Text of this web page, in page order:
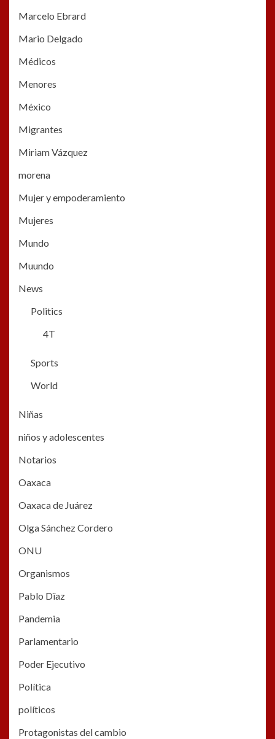
Marcelo Ebrard
Mario Delgado
Médicos
Menores
México
Migrantes
Miriam Vázquez
morena
Mujer y empoderamiento
Mujeres
Mundo
Muundo
News
Politics
4T
Sports
World
Niñas
niños y adolescentes
Notarios
Oaxaca
Oaxaca de Juárez
Olga Sánchez Cordero
ONU
Organismos
Pablo Dïaz
Pandemia
Parlamentario
Poder Ejecutivo
Política
políticos
Protagonistas del cambio